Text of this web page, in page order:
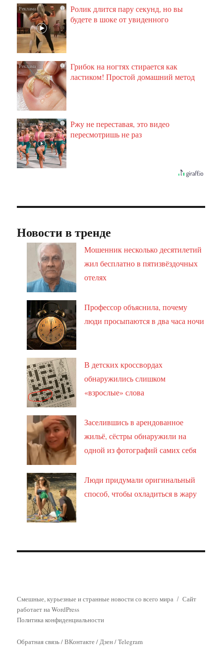
i
Ролик длится пару секунд, но вы
будете в шоке от увиденного
i
Грибок на ногтях стирается как
ластиком! Простой домашний метод
i
Ржу не переставая, это видео
пересмотришь не раз
Новости в тренде
Мошенник несколько десятилетий
жил бесплатно в пятизвёздочных
отелях
Профессор объяснила, почему
люди просыпаются в два часа ночи
В детских кроссвордах
обнаружились слишком
«взрослые» слова
Заселившись в арендованное
жильё, сёстры обнаружили на
одной из фотографий самих себя
Люди придумали оригинальный
способ, чтобы охладиться в жару
Смешные, курьезные и странные новости со всего мира
Сайт
работает на WordPress
Политика конфиденциальности
Обратная связь/ВКонтакте/ Дзен/Telegram